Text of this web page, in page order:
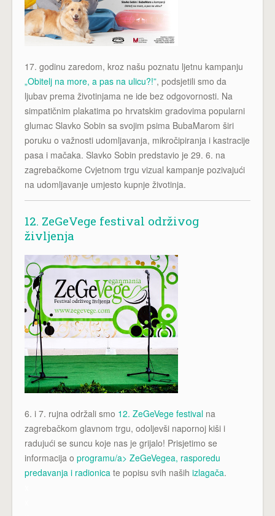
17. godinu zaredom, kroz našu poznatu ljetnu kampanju
„Obitelj na more, a pas na ulicu?!”, podsjetili smo da
ljubav prema životinjama ne ide bez odgovornosti. Na
simpatičnim plakatima po hrvatskim gradovima popularni
glumac Slavko Sobin sa svojim psima BubaMarom širi
poruku o važnosti udomljavanja, mikročipiranja i kastracije
pasa i mačaka. Slavko Sobin predstavio je 29. 6. na
zagrebačkome Cvjetnom trgu vizual kampanje pozivajući
na udomljavanje umjesto kupnje životinja.
12. ZeGeVege festival održivog
življenja
6. i 7. rujna održali smo 12. ZeGeVege festival na
zagrebačkom glavnom trgu, odoljevši napornoj kiši i
radujući se suncu koje nas je grijalo! Prisjetimo se
informacija o programu/a> ZeGeVegea, rasporedu
predavanja i radionica te popisu svih naših izlagača.